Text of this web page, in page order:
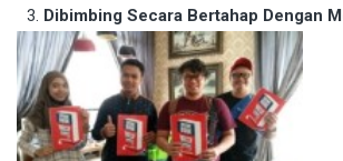
Dibimbing Secara Bertahap Dengan